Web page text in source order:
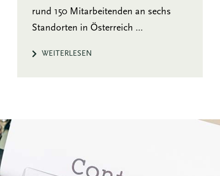
rund 150 Mitarbeitenden an sechs
Standorten in Österreich ...
WEITERLESEN